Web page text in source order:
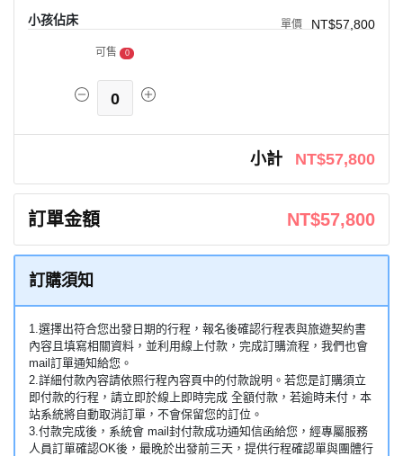
小孩佔床 NT$57,800
可售 0
0
小計 NT$57,800
訂單金額 NT$57,800
訂購須知
1.選擇出符合您出發日期的行程，報名後確認行程表與旅遊契約書
內容且填寫相關資料，並利用線上付款，完成訂購流程，我們也會
mail訂單通知給您。
2.詳細付款內容請依照行程內容頁中的付款說明。若您是訂購須立
即付款的行程，請立即於線上即時完成 全額付款，若逾時未付，本
站系統將自動取消訂單，不會保留您的訂位。
3.付款完成後，系統會 mail封付款成功通知信函給您，經專屬服務
人員訂單確認OK後，最晚於出發前三天，提供行程確認單與團體行